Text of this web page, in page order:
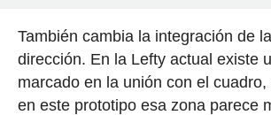
También cambia la integración de
dirección. En la Lefty actual existe
marcado en la unión con el
en este prototipo esa zona parece